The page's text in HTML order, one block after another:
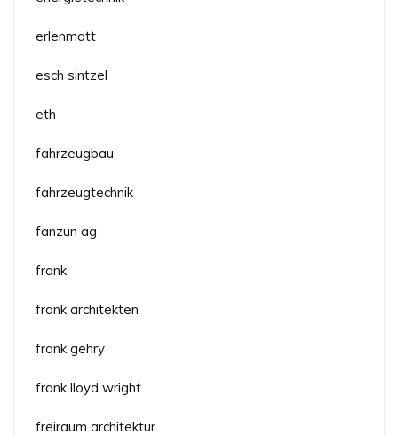
erlenmatt
esch sintzel
eth
fahrzeugbau
fahrzeugtechnik
fanzun ag
frank
frank architekten
frank gehry
frank lloyd wright
freiraum architektur